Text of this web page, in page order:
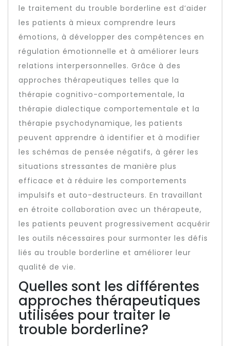
le traitement du trouble borderline est d’aider
les patients à mieux comprendre leurs
émotions, à développer des compétences en
régulation émotionnelle et à améliorer leurs
relations interpersonnelles. Grâce à des
approches thérapeutiques telles que la
thérapie cognitivo-comportementale, la
thérapie dialectique comportementale et la
thérapie psychodynamique, les patients
peuvent apprendre à identifier et à modifier
les schémas de pensée négatifs, à gérer les
situations stressantes de manière plus
efficace et à réduire les comportements
impulsifs et auto-destructeurs. En travaillant
en étroite collaboration avec un thérapeute,
les patients peuvent progressivement acquérir
les outils nécessaires pour surmonter les défis
liés au trouble borderline et améliorer leur
qualité de vie.
Quelles sont les différentes
approches thérapeutiques
utilisées pour traiter le
trouble borderline?